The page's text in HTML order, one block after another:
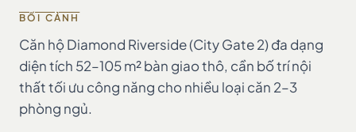
BỐI CẢNH
Căn hộ Diamond Riverside (City Gate 2) đa dạng
diện tích 52–105 m² bàn giao thô, cần bố trí nội
thất tối ưu công năng cho nhiều loại căn 2–3
phòng ngủ.